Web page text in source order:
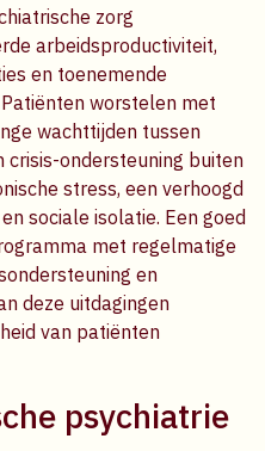
zorg
arbeidsproductiviteit,
en toenemende
worstelen met
wachttijden tussen
ondersteuning buiten
stress, een verhoogd
sociale isolatie. Een goed
met regelmatige
en
deze uitdagingen
van patiënten
psychiatrie